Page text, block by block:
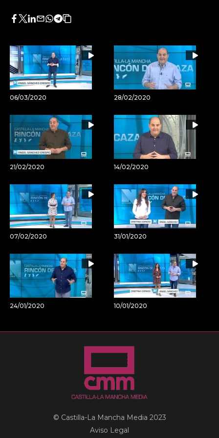
Facebook
Twitter
LinkedIn
Enviar
Whatsapp
Telegram
Copiar
artículo
06/03/2020 28/02/2020
21/02/2020 14/02/2020
07/02/2020 31/01/2020
24/01/2020 10/01/2020
© Castilla-La Mancha Media 2023
Aviso Legal